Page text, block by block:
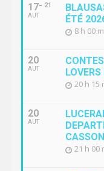
17
AUT
21
ÉTÉ
8 h 00
20
AUT
20 h 15
20
AUT
21 h 00